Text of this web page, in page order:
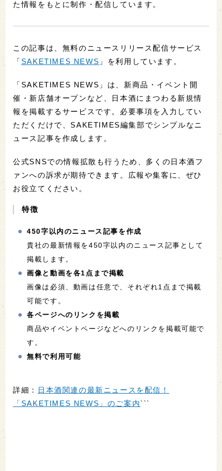
た情報をもとに制作・配信しています。
この記事は、無料のニュースリリース配信サービス
「 SAKETIMES NEWS 」を利用しています。
「SAKETIMES NEWS」は、新商品・イベント開
催・新店舗オープンなど、日本酒にまつわる新規情
報を掲載するサービスです。必要事項を入力してい
ただくだけで、SAKETIMES編集部でシンプルなニ
ュース記事を作成します。
公式SNSでの情報拡散も行うため、多くの日本酒フ
ァンへの訴求が期待できます。広報や集客に、ぜひ
お役立てください。
特徴
450字以内のニュース記事を作成
貴社の最新情報を450字以内のニュース記事として
掲載します。
画像と動画を各1点まで掲載
画像は必須、動画は任意で、それぞれ1点まで掲載
可能です。
各ページへのリンクを掲載
商品やイベントページなどへのリンクを掲載可能で
す。
無料で利用可能
詳細：
日本酒関連の最新ニュースを配信！
「SAKETIMES NEWS」のご案内```